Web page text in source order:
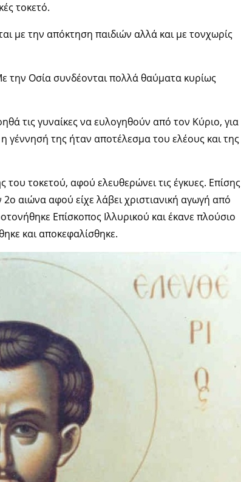
τοκετό.
με την απόκτηση παιδιών αλλά και με τονχωρίς
την Οσία συνδέονται πολλά θαύματα κυρίως
τις γυναίκες να ευλογηθούν από τον Κύριο, για
γέννησή της ήταν αποτέλεσμα του ελέους και της
τοκετού, αφού ελευθερώνει τις έγκυες. Επίσης
αιώνα αφού είχε λάβει χριστιανική αγωγή από
Επίσκοπος Ιλλυρικού και έκανε πλούσιο
και αποκεφαλίσθηκε.